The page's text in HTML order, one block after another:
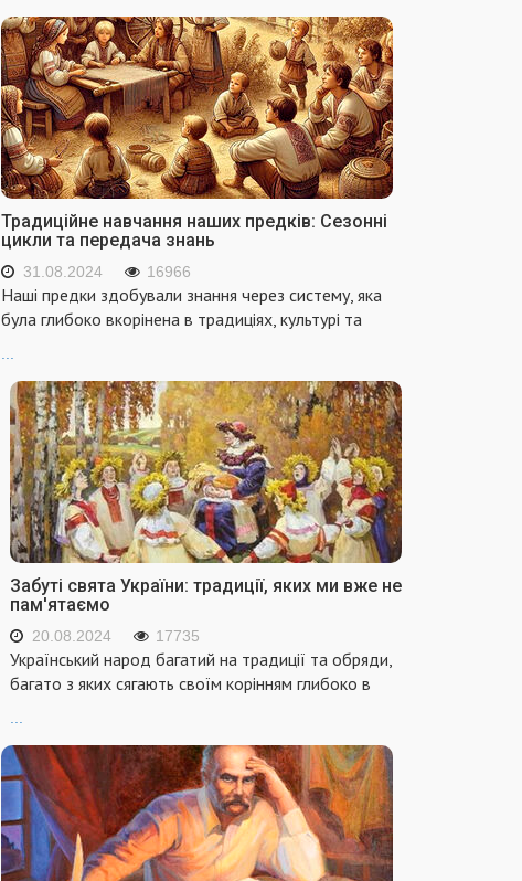
Традиційне навчання наших предків: Сезонні
цикли та передача знань
31.08.2024 16966
Наші предки здобували знання через систему, яка
була глибоко вкорінена в традиціях, культурі та
...
Забуті свята України: традиції, яких ми вже не
пам'ятаємо
20.08.2024 17735
Український народ багатий на традиції та обряди,
багато з яких сягають своїм корінням глибоко в
...